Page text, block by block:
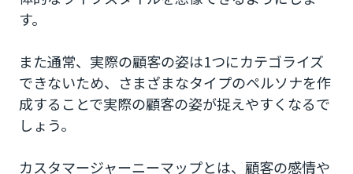
す。
また通常、実際の顧客の姿は1つにカテゴライズ
できないため、さまざまなタイプのペルソナを作
成することで実際の顧客の姿が捉えやすくなるで
しょう。
カスタマージャーニーマップとは、顧客の感情や